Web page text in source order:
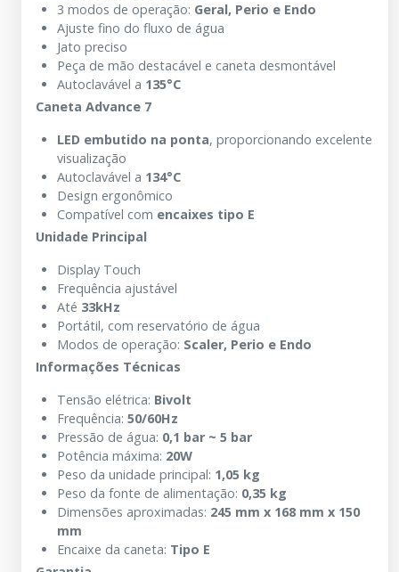
3 modos de operação: Geral, Perio e Endo
Ajuste fino do fluxo de água
Jato preciso
Peça de mão destacável e caneta desmontável
Autoclavável a 135°C
Caneta Advance 7
LED embutido na ponta, proporcionando excelente
visualização
Autoclavável a 134°C
Design ergonômico
Compatível com encaixes tipo E
Unidade Principal
Display Touch
Frequência ajustável
Até 33kHz
Portátil, com reservatório de água
Modos de operação: Scaler, Perio e Endo
Informações Técnicas
Tensão elétrica: Bivolt
Frequência: 50/60Hz
Pressão de água: 0,1 bar ~ 5 bar
Potência máxima: 20W
Peso da unidade principal: 1,05 kg
Peso da fonte de alimentação: 0,35 kg
Dimensões aproximadas: 245 mm x 168 mm x 150
mm
Encaixe da caneta: Tipo E